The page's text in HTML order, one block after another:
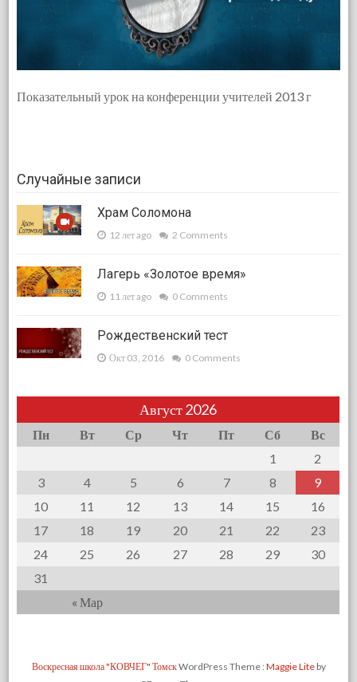
Показательный урок на конференции учителей 2013 г
Случайные записи
Храм Соломона
12 лет ago 2 Comments
Лагерь «Золотое время»
11 лет ago 0 Comments
Рождественский тест
Окт 03, 2016 0 Comments
Август 2026
Пн Вт Ср Чт Пт Сб Вс
« Мар
1
2
3
4 5 6 7 8
9
10
11 12 13 14 15
16
17
18 19 20 21 22
23
24
25 26 27 28 29
30
31
Воскресная школа "КОВЧЕГ" ТомскWordPress Theme : Maggie Lite by